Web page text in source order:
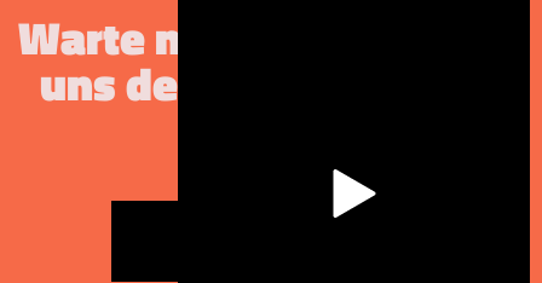
Warte nicht länger - lass
uns deinen Song groß